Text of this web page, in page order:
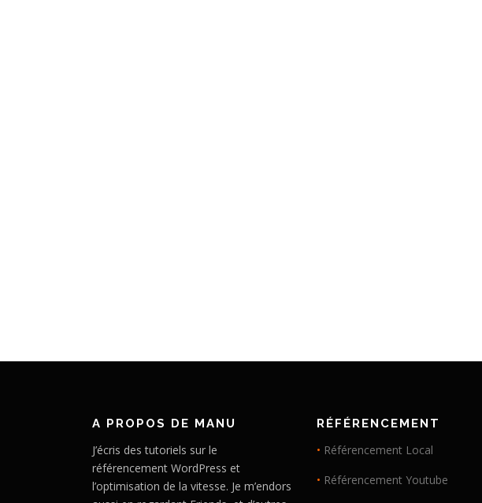
A PROPOS DE MANU
J’écris des tutoriels sur le
référencement WordPress et
l’optimisation de la vitesse. Je m’endors
RÉFÉRENCEMENT
• Référencement Local
• Référencement Youtube